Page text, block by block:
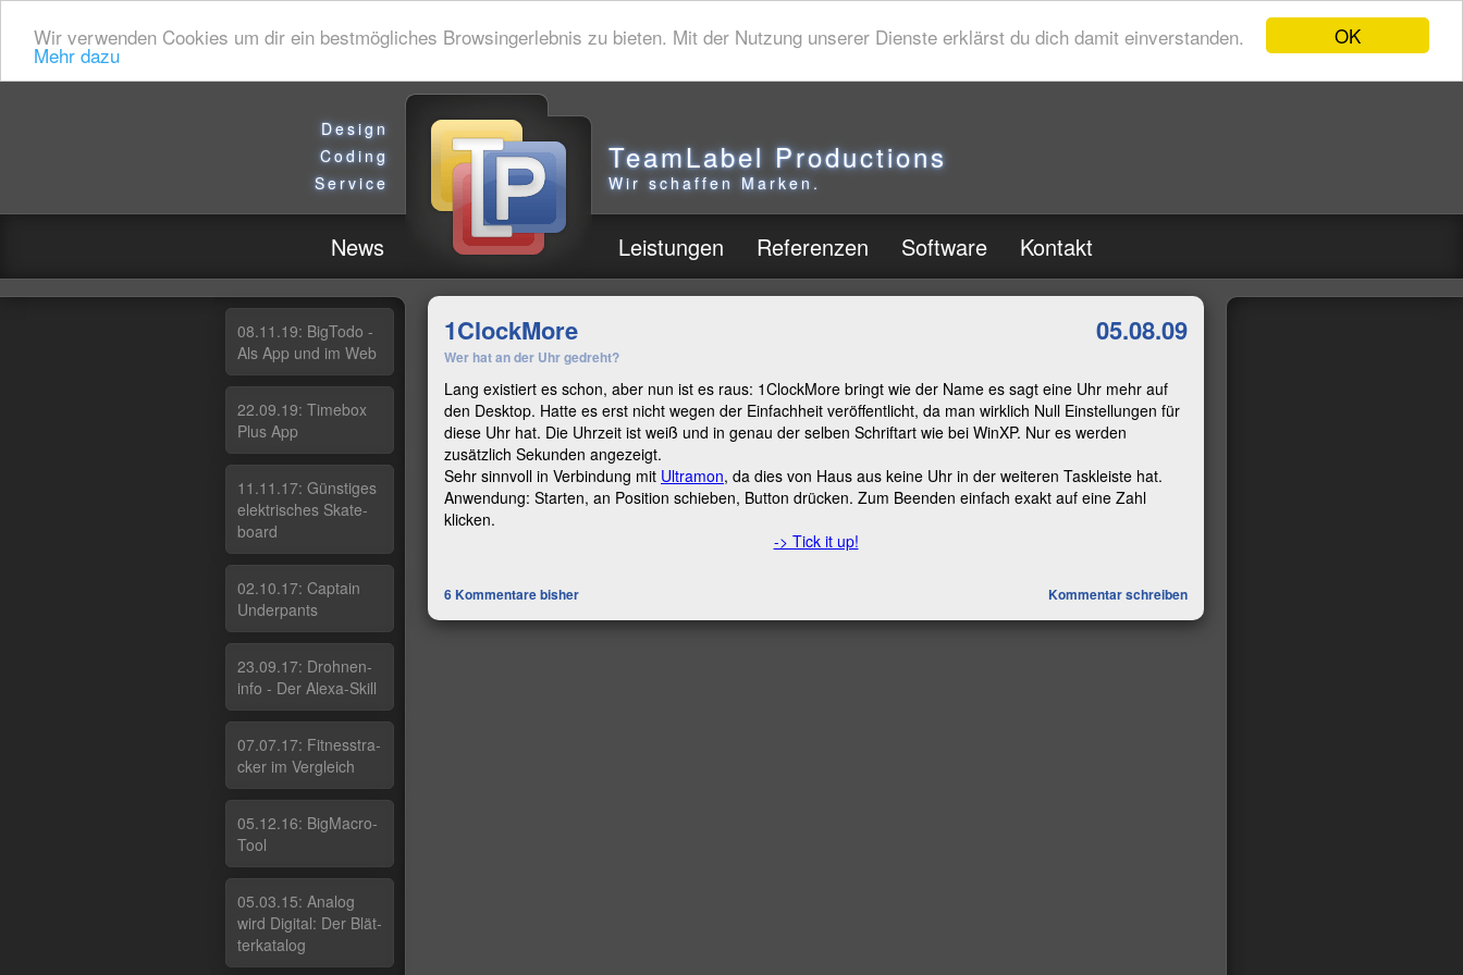
OK
Wir verwenden Cookies um dir ein bestmögliches Browsingerlebnis zu bieten. Mit der Nutzung unserer Dienste erklärst du dich damit einverstanden.
Mehr dazu
Design
Coding
Service
TeamLabel Productions
Wir schaffen Marken.
News Leistungen Referenzen Software Kontakt
08.11.19: Big­To­do -
Als App und im Web
22.09.19: Ti­me­box
Plus App
11.11.17: Güns­ti­ges
elek­tri­sches Ska­te­
board
02.10.17: Cap­tain
Un­der­pants
23.09.17: Droh­nen­
in­fo - Der Ale­xa-Skill
07.07.17: Fit­nes­stra­
cker im Ver­g­leich
05.12.16: Big­Macro­
Tool
05.03.15: Ana­log
wird Di­gi­tal: Der Blät­
ter­ka­ta­log
05.08.09
1ClockMore
Wer hat an der Uhr gedreht?
Lang existiert es schon, aber nun ist es raus: 1ClockMore bringt wie der Name es sagt eine Uhr mehr auf
den Desktop. Hatte es erst nicht wegen der Einfachheit veröffentlicht, da man wirklich Null Einstellungen für
diese Uhr hat. Die Uhrzeit ist weiß und in genau der selben Schriftart wie bei WinXP. Nur es werden
zusätzlich Sekunden angezeigt.
Sehr sinnvoll in Verbindung mit Ultramon, da dies von Haus aus keine Uhr in der weiteren Taskleiste hat.
Anwendung: Starten, an Position schieben, Button drücken. Zum Beenden einfach exakt auf eine Zahl
klicken.
-> Tick it up!
6Kommentare bisher Kommentar schreiben